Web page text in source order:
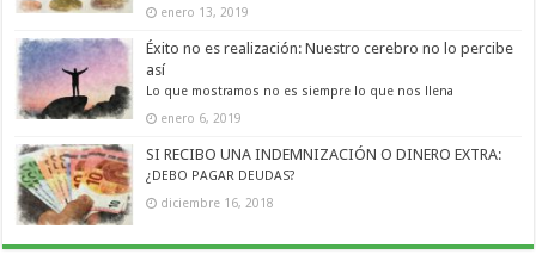
enero 13, 2019
Éxito no es realización: Nuestro cerebro no lo percibe
así
Lo que mostramos no es siempre lo que nos llena
enero 6, 2019
SI RECIBO UNA INDEMNIZACIÓN O DINERO EXTRA:
¿DEBO PAGAR DEUDAS?
diciembre 16, 2018